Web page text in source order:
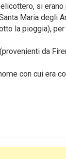
si
Maria degli
la pioggia),
da
con cui era